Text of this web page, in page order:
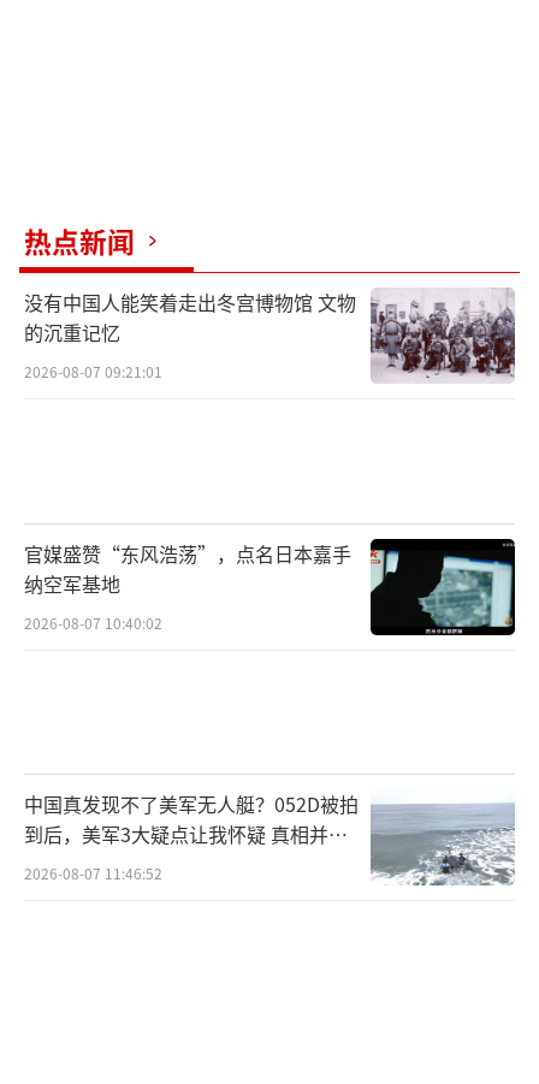
热点新闻
没有中国人能笑着走出冬宫博物馆 文物
的沉重记忆
2026-08-07 09:21:01
官媒盛赞“东风浩荡”，点名日本嘉手
纳空军基地
2026-08-07 10:40:02
中国真发现不了美军无人艇？052D被拍
到后，美军3大疑点让我怀疑 真相并非
如此
2026-08-07 11:46:52